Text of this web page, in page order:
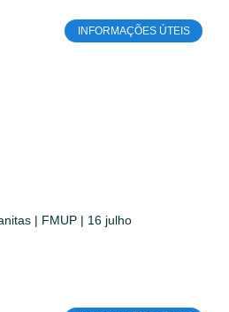
INFORMAÇÕES ÚTEIS
| FMUP | 16 julho